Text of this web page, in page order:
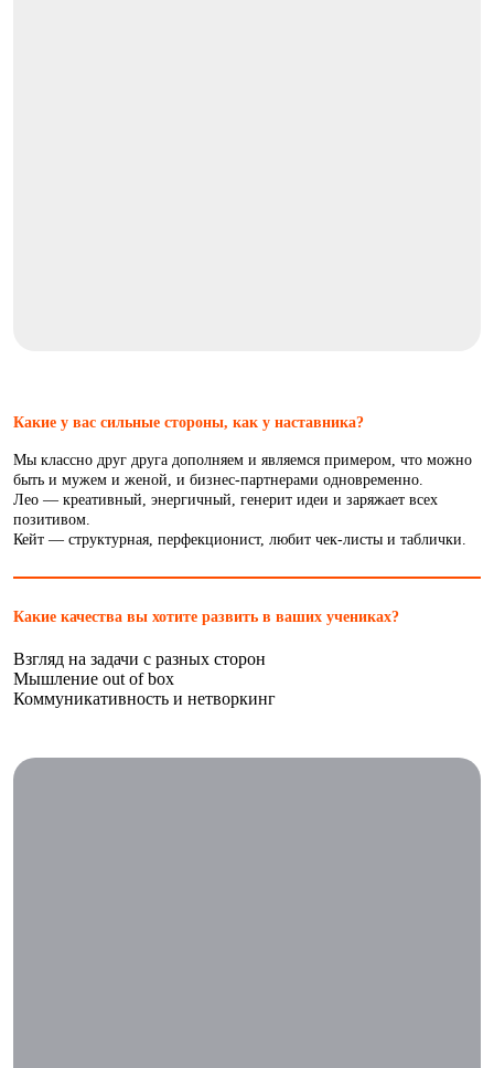
Какие у вас сильные стороны, как у наставника?
Мы классно друг друга дополняем и являемся примером, что можно
быть и мужем и женой, и бизнес-партнерами одновременно.
Лео — креативный, энергичный, генерит идеи и заряжает всех
позитивом.
Кейт — структурная, перфекционист, любит чек-листы и таблички.
Какие качества вы хотите развить в ваших учениках?
Взгляд на задачи с разных сторон
Мышление out of box
Коммуникативность и нетворкинг